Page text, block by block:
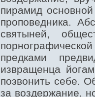
пирамид
проповедника.
святыней,
предками
извращенца
позвонить себе.
за воздержание,